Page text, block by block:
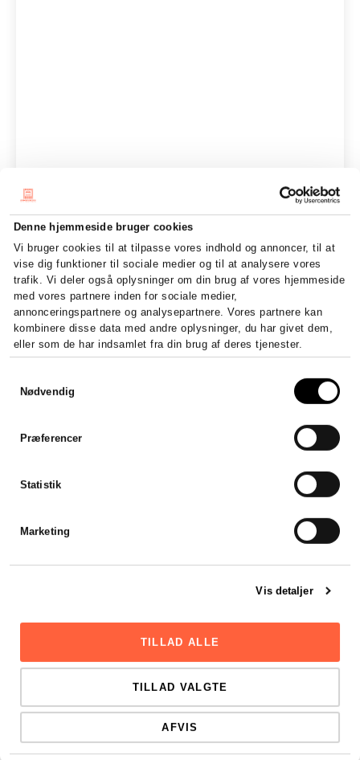
Denne hjemmeside bruger cookies
Vi bruger cookies til at tilpasse vores indhold og annoncer, til at
vise dig funktioner til sociale medier og til at analysere vores
trafik. Vi deler også oplysninger om din brug af vores hjemmeside
med vores partnere inden for sociale medier,
annonceringspartnere og analysepartnere. Vores partnere kan
kombinere disse data med andre oplysninger, du har givet dem,
eller som de har indsamlet fra din brug af deres tjenester.
Nødvendig
Præferencer
Statistik
Marketing
Vis detaljer
TILLAD ALLE
TILLAD VALGTE
AFVIS